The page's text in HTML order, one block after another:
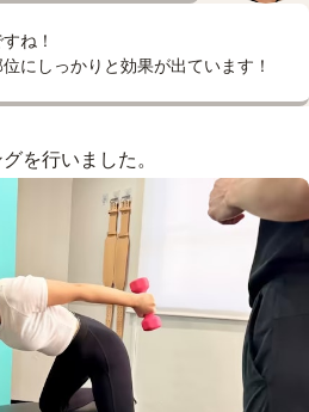
ね！
にしっかりと効果が出ています！
を行いました。